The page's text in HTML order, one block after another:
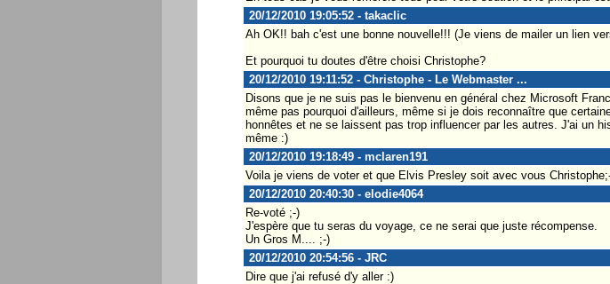
20/12/2010 19:05:52 - takaclic
Ah OK!! bah c'est une bonne nouvelle!!! (Je viens de mailer un lien
Et pourquoi tu doutes d'être choisi Christophe?
20/12/2010 19:11:52 - Christophe - Le Webmaster ...
Disons que je ne suis pas le bienvenu en général chez Microsoft
même pas pourquoi d'ailleurs, même si je dois reconnaître que
honnêtes et ne se laissent pas trop influencer par les autres. J'ai un
même :)
20/12/2010 19:18:49 - mclaren191
Voila je viens de voter et que Elvis Presley soit avec vous
20/12/2010 20:40:30 - elodie4064
Re-voté ;-)
J'espère que tu seras du voyage, ce ne serai que juste récompense.
Un Gros M.... ;-)
20/12/2010 20:54:56 - JRC
Dire que j'ai refusé d'y aller :)